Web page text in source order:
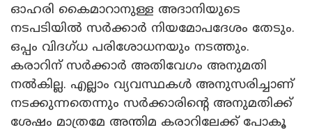
ഓഹരി കൈമാറാനുള്ള അദാനിയുടെ
നടപടിയിൽ സർക്കാർ നിയമോപദേശം തേടും.
ഒപ്പം വിദഗ്ധ പരിശോധനയും നടത്തും.
കരാറിന് സർക്കാർ അതിവേഗം അനുമതി
നൽകില്ല. എല്ലാം വ്യവസ്ഥകൾ അനുസരിച്ചാണ്
നടക്കുന്നതെന്നും സർക്കാരിന്റെ അനുമതിക്ക്
ശേഷം മാത്രമേ അന്തിമ കരാറിലേക്ക് പോകൂ